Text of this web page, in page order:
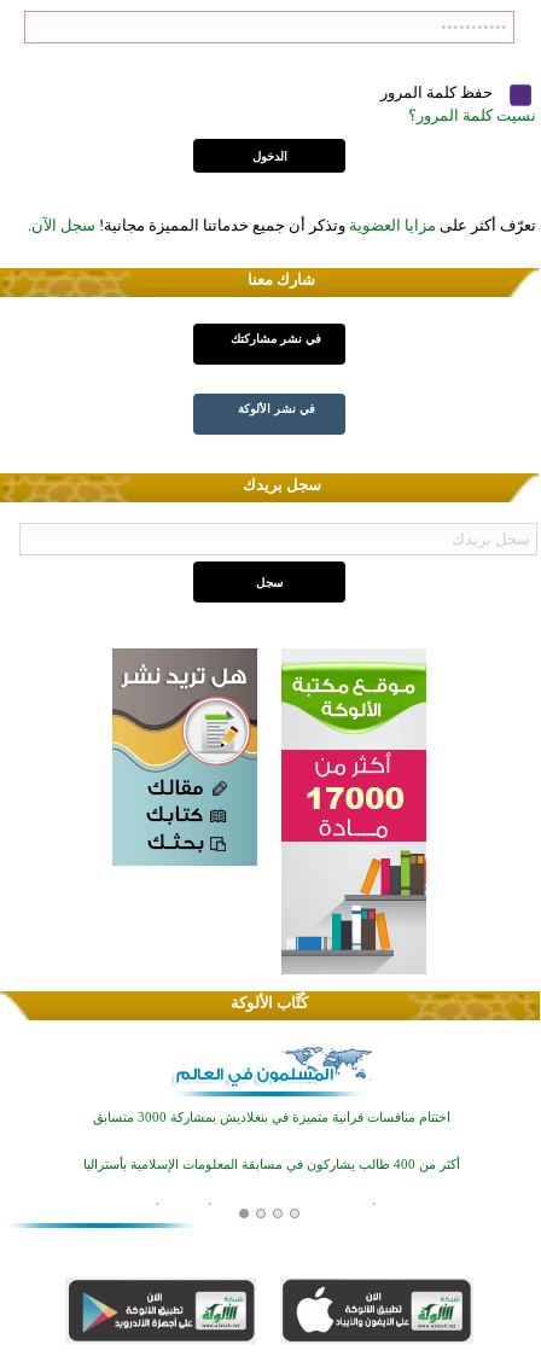
حفظ كلمة المرور
نسيت كلمة المرور؟
تعرّف أكثر على مزايا العضوية وتذكر أن جميع خدماتنا المميزة مجانية! سجل الآن.
شارك معنا
في نشر مشاركتك
في نشر الألوكة
سجل بريدك
كُتَّاب الألوكة
اختتام الدورة التاسعة لمسابقة حفظ وتلاوة القرآن الكريم في أزناكاييف
تيسليتش تختتم برنامجا تعليميا لتعزيز القيم وبناء الشخصية للشباب المسلمين
اختتام منافسات قرآنية متميزة في بنغلاديش بمشاركة 3000 متسابق
أكثر من 400 طالب يشاركون في مسابقة المعلومات الإسلامية بأستراليا
افتتاح تاريخي لأول مسجد في بلييفليا بالجبل الأسود منذ أكثر من قرن
أكبر مشروع إسلامي في ريف أستراليا يفتتح أبوابه بعد سنوات من العمل والعطاء